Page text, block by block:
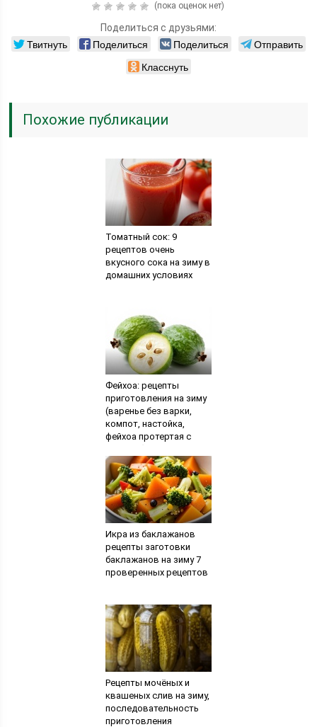
(пока оценок нет)
Поделиться с друзьями:
Твитнуть Поделиться Поделиться
Отправить
Класснуть
Похожие публикации
Томатный сок: 9
рецептов очень
вкусного сока на зиму в
домашних условиях
Фейхоа: рецепты
приготовления на зиму
(варенье без варки,
компот, настойка,
фейхоа протертая с
Икра из баклажанов
рецепты заготовки
баклажанов на зиму 7
проверенных рецептов
Рецепты мочёных и
квашеных слив на зиму,
последовательность
приготовления